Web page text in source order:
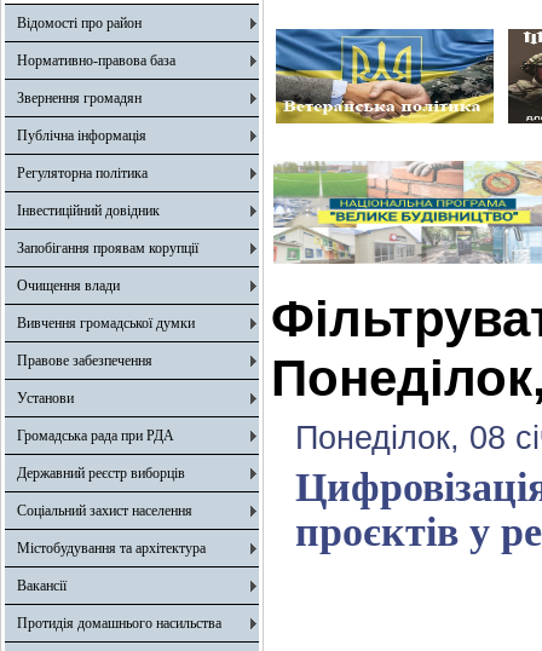
Відомості про район
Нормативно-правова база
Звернення громадян
Публічна інформація
Регуляторна політика
Інвестиційний довідник
Запобігання проявам корупції
Очищення влади
Вивчення громадської думки
Правове забезпечення
Установи
Громадська рада при РДА
Державний реєстр виборців
Соціальний захист населення
Містобудування та архітектура
Вакансії
Протидія домашнього насильства
Понеділок, 08
проєктів у